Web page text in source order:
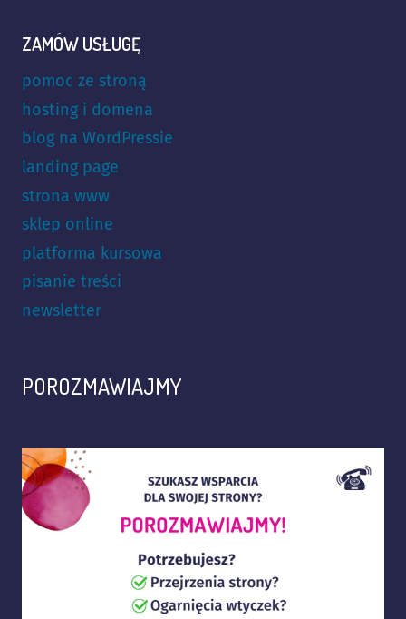
ZAMÓW USŁUGĘ
pomoc ze stroną
hosting i domena
blog na WordPressie
landing page
strona www
sklep online
platforma kursowa
pisanie treści
newsletter
POROZMAWIAJMY